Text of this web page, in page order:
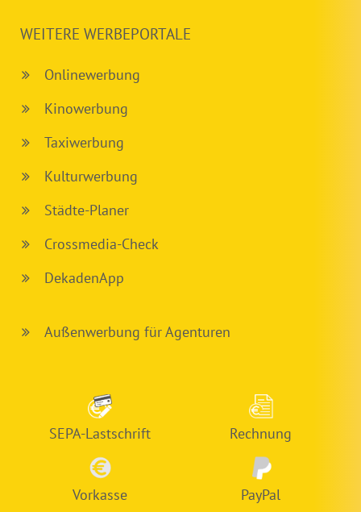
WEITERE WERBEPORTALE
Onlinewerbung
Kinowerbung
Taxiwerbung
Kulturwerbung
Städte-Planer
Crossmedia-Check
DekadenApp
Außenwerbung für Agenturen
SEPA-Lastschrift Rechnung
Vorkasse PayPal